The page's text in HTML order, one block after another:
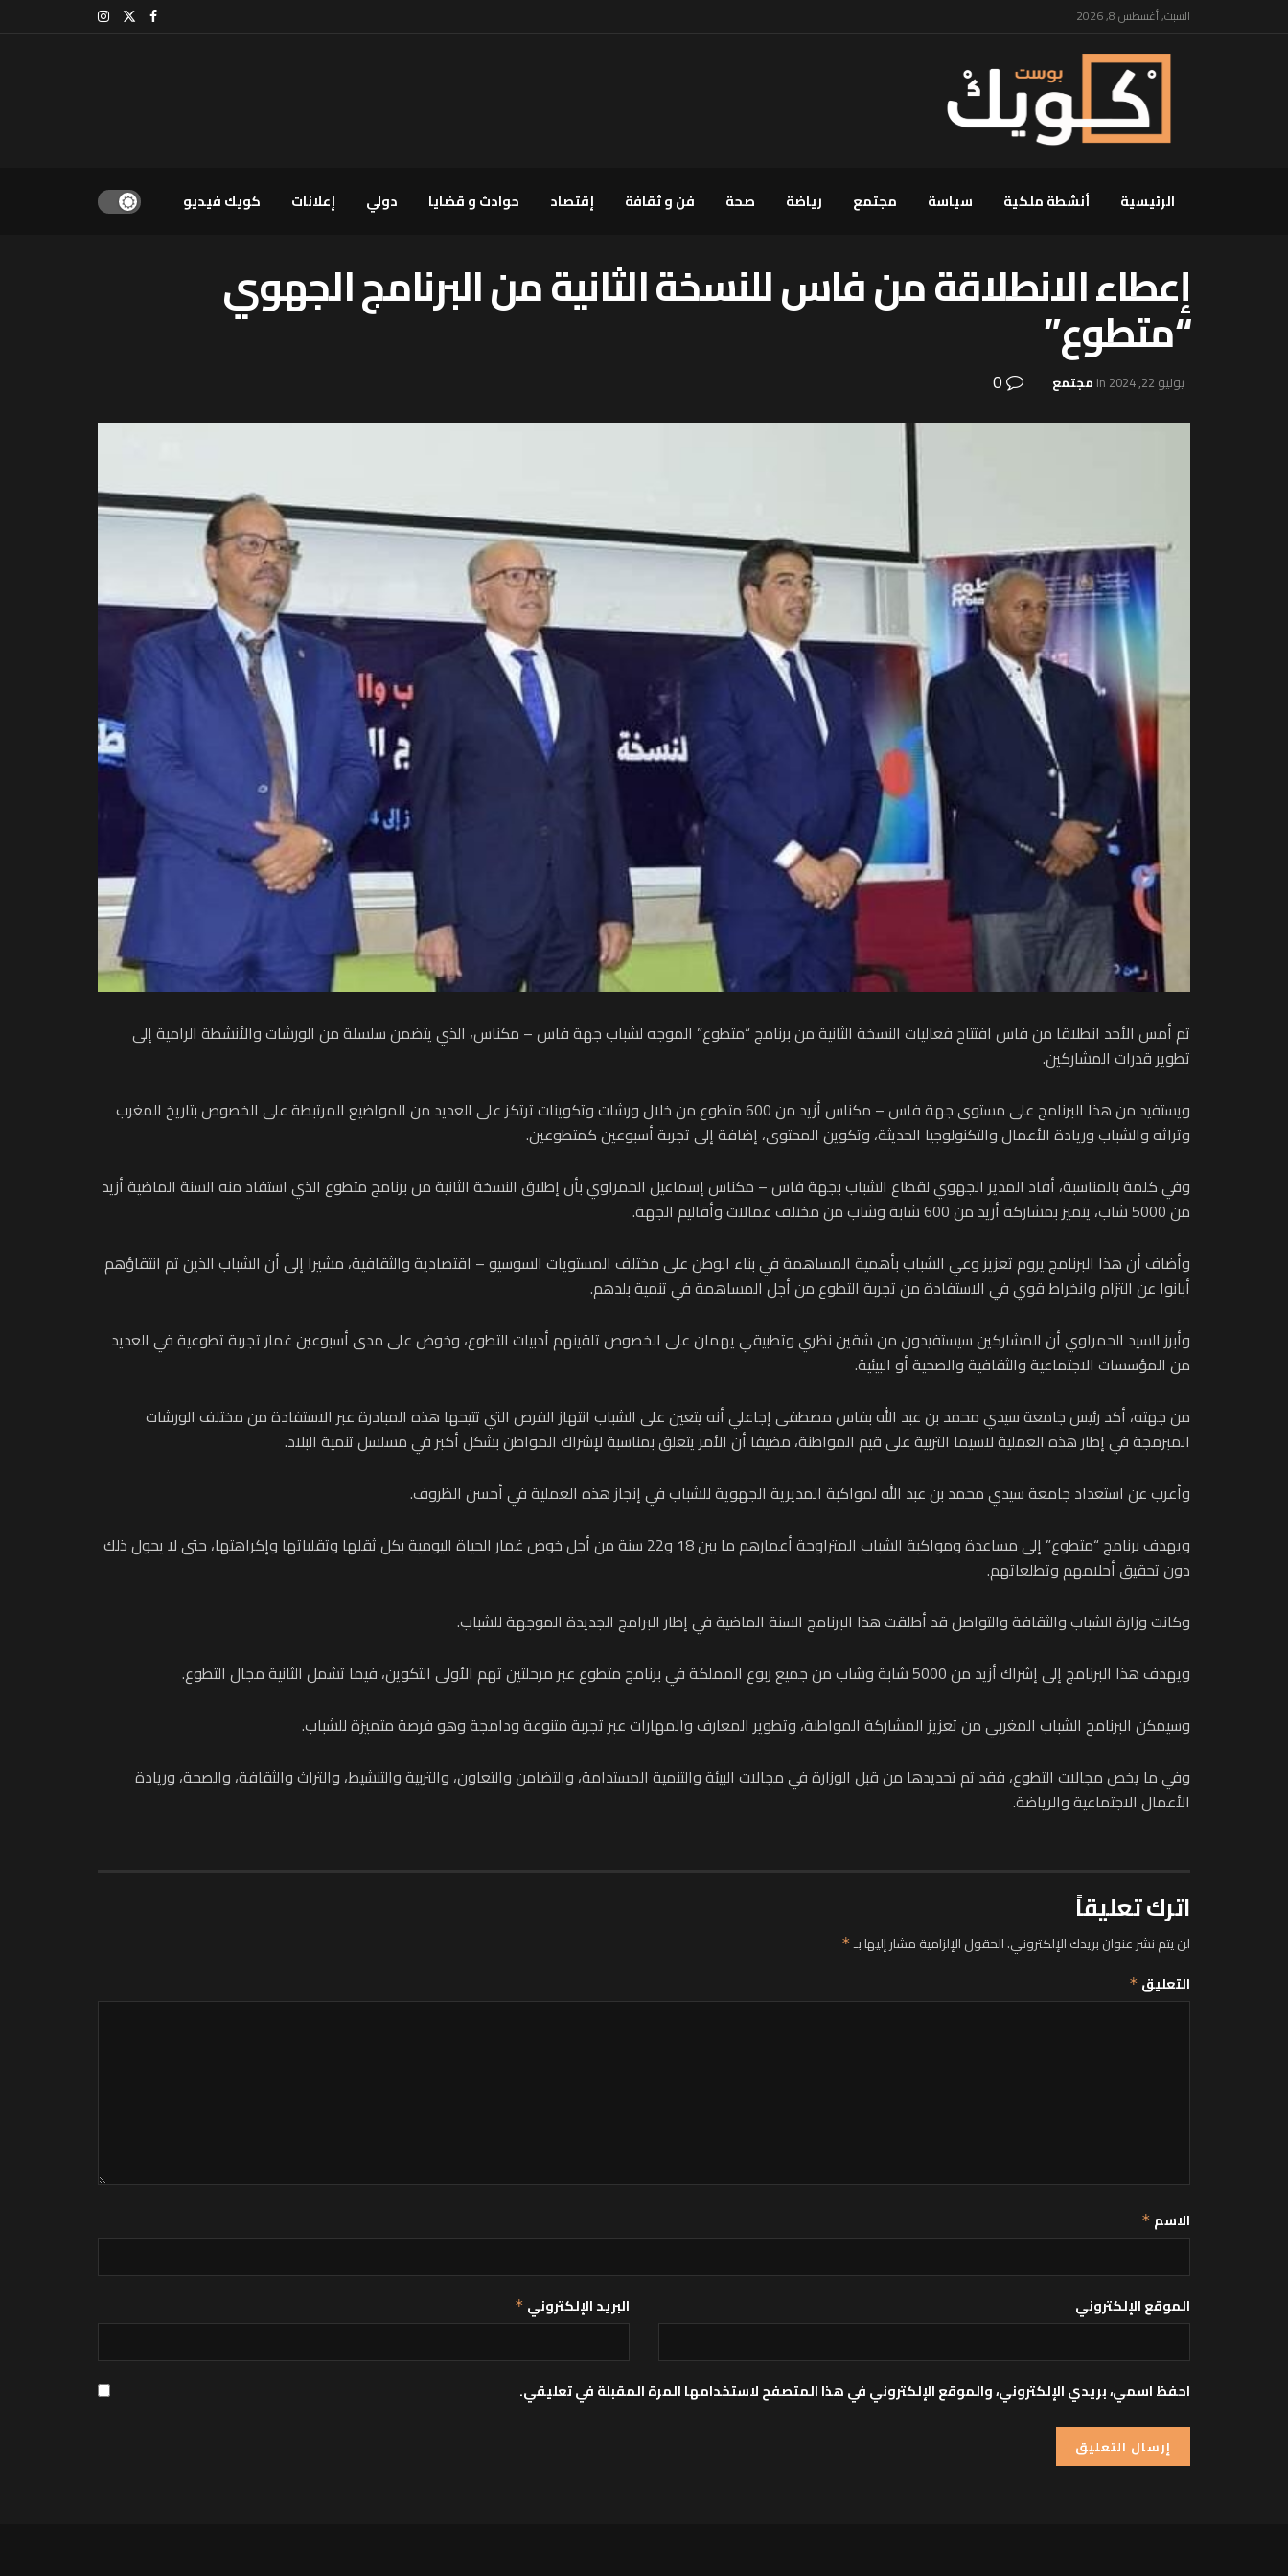
السبت, أغسطس 8, 2026
الرئيسية أنشطة ملكية سياسة مجتمع رياضة صحة فن و ثقافة إقتصاد حوادث و قضايا دولي إعلانات كويك فيديو
إعطاء الانطلاقة من فاس للنسخة الثانية من البرنامج الجهوي
“متطوع”
يوليو 22, 2024 in مجتمع
تم أمس الأحد انطلاقا من فاس افتتاح فعاليات النسخة الثانية من برنامج “متطوع” الموجه لشباب جهة فاس – مكناس، الذي يتضمن سلسلة من الورشات والأنشطة الرامية إلى
تطوير قدرات المشاركين.
ويستفيد من هذا البرنامج على مستوى جهة فاس – مكناس أزيد من 600 متطوع من خلال ورشات وتكوينات ترتكز على العديد من المواضيع المرتبطة على الخصوص بتاريخ المغرب
وتراثه والشباب وريادة الأعمال والتكنولوجيا الحديثة، وتكوين المحتوى، إضافة إلى تجربة أسبوعين كمتطوعين.
وفي كلمة بالمناسبة، أفاد المدير الجهوي لقطاع الشباب بجهة فاس – مكناس إسماعيل الحمراوي بأن إطلاق النسخة الثانية من برنامج متطوع الذي استفاد منه السنة الماضية أزيد
من 5000 شاب، يتميز بمشاركة أزيد من 600 شابة وشاب من مختلف عمالات وأقاليم الجهة.
وأضاف أن هذا البرنامج يروم تعزيز وعي الشباب بأهمية المساهمة في بناء الوطن على مختلف المستويات السوسيو – اقتصادية والثقافية، مشيرا إلى أن الشباب الذين تم انتقاؤهم
أبانوا عن التزام وانخراط قوي في الاستفادة من تجربة التطوع من أجل المساهمة في تنمية بلدهم.
وأبرز السيد الحمراوي أن المشاركين سيستفيدون من شقين نظري وتطبيقي يهمان على الخصوص تلقينهم أدبيات التطوع، وخوض على مدى أسبوعين غمار تجربة تطوعية في العديد
من المؤسسات الاجتماعية والثقافية والصحية أو البيئية.
من جهته، أكد رئيس جامعة سيدي محمد بن عبد الله بفاس مصطفى إجاعلي أنه يتعين على الشباب انتهاز الفرص التي تتيحها هذه المبادرة عبر الاستفادة من مختلف الورشات
المبرمجة في إطار هذه العملية لاسيما التربية على قيم المواطنة، مضيفا أن الأمر يتعلق بمناسبة لإشراك المواطن بشكل أكبر في مسلسل تنمية البلاد.
وأعرب عن استعداد جامعة سيدي محمد بن عبد الله لمواكبة المديرية الجهوية للشباب في إنجاز هذه العملية في أحسن الظروف.
ويهدف برنامج “متطوع” إلى مساعدة ومواكبة الشباب المتراوحة أعمارهم ما بين 18 و22 سنة من أجل خوض غمار الحياة اليومية بكل ثقلها وتقلباتها وإكراهتها، حتى لا يحول ذلك
دون تحقيق أحلامهم وتطلعاتهم.
وكانت وزارة الشباب والثقافة والتواصل قد أطلقت هذا البرنامج السنة الماضية في إطار البرامج الجديدة الموجهة للشباب.
ويهدف هذا البرنامج إلى إشراك أزيد من 5000 شابة وشاب من جميع ربوع المملكة في برنامج متطوع عبر مرحلتين تهم الأولى التكوين، فيما تشمل الثانية مجال التطوع.
وسيمكن البرنامج الشباب المغربي من تعزيز المشاركة المواطنة، وتطوير المعارف والمهارات عبر تجربة متنوعة ودامجة وهو فرصة متميزة للشباب.
وفي ما يخص مجالات التطوع، فقد تم تحديدها من قبل الوزارة في مجالات البيئة والتنمية المستدامة، والتضامن والتعاون، والتربية والتنشيط، والتراث والثقافة، والصحة، وريادة
الأعمال الاجتماعية والرياضة.
اترك تعليقاً
لن يتم نشر عنوان بريدك الإلكتروني.الحقول الإلزامية مشار إليها بـ*
التعليق *
الاسم *
البريد الإلكتروني * الموقع الإلكتروني
احفظ اسمي، بريدي الإلكتروني، والموقع الإلكتروني في هذا المتصفح لاستخدامها المرة المقبلة في تعليقي.